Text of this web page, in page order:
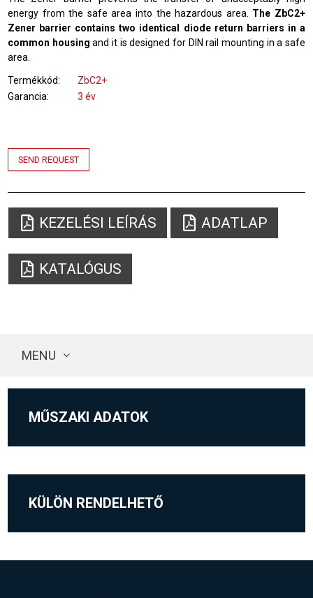
energy from the safe area into the hazardous area. The ZbC2+
Zener barrier contains two identical diode return barriers in a
common housing and it is designed for DIN rail mounting in a safe
area.
Termékkód
ZbC2+
Garancia
3 év
SEND REQUEST
KEZELÉSI LEÍRÁS ADATLAP
KATALÓGUS
MENU
MŰSZAKI ADATOK
KÜLÖN RENDELHETŐ